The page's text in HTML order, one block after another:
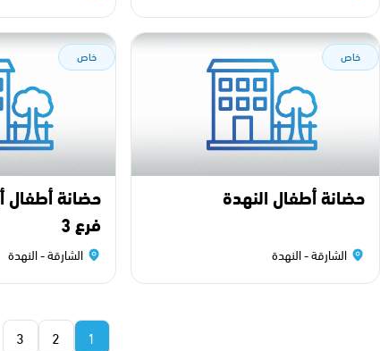
خاص
حضانة أطفال النهدة
الشارقة - النهدة
خاص
حضانة أطفال
فرع 3
الشارقة - النهدة
1
2
3